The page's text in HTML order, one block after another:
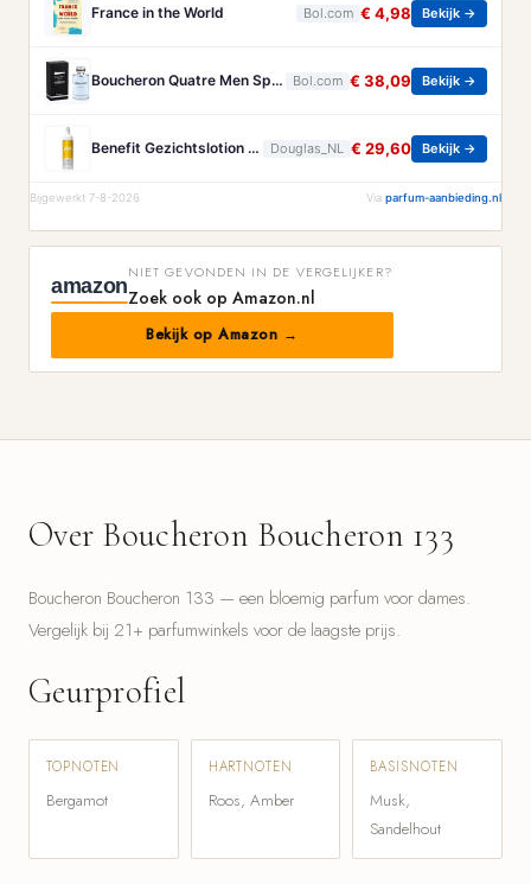
France in the World Bol.com € 4,98 Bekijk →
Boucheron Quatre Men Spray - 100 ml - Eau De Toilette Bol.com € 38,09 Bekijk →
Benefit Gezichtslotion The POREfessional Gezichtstoner Unisex 133ml Douglas_NL € 29,60 Bekijk →
Bijgewerkt 7-8-2026 Via parfum-aanbieding.nl
amazon
NIET GEVONDEN IN DE VERGELIJKER?
Zoek ook op Amazon.nl
Bekijk op Amazon →
Over Boucheron Boucheron 133
Boucheron Boucheron 133 — een bloemig parfum voor dames.
Vergelijk bij 21+ parfumwinkels voor de laagste prijs.
Geurprofiel
TOPNOTEN
Bergamot
HARTNOTEN
Roos, Amber
BASISNOTEN
Musk,
Sandelhout